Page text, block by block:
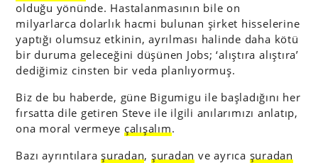
olduğu yönünde. Hastalanmasının bile on
milyarlarca dolarlık hacmi bulunan şirket hisselerine
yaptığı olumsuz etkinin, ayrılması halinde daha kötü
bir duruma geleceğini düşünen Jobs; ‘alıştıra alıştıra’
dediğimiz cinsten bir veda planlıyormuş.
Biz de bu haberde, güne Bigumigu ile başladığını her
fırsatta dile getiren Steve ile ilgili anılarımızı anlatıp,
ona moral vermeye çalışalım.
Bazı ayrıntılaraşuradan, şuradan ve ayrıca şuradan